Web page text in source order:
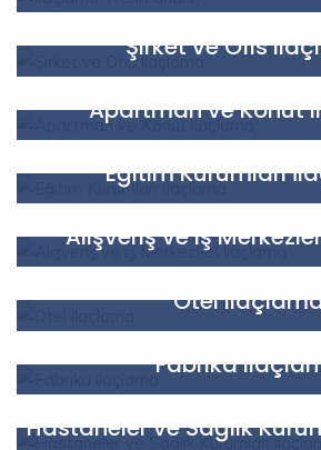
Faaliyetlerimiz
Şirket ve Ofis
Faaliyetlerimiz
Apartman ve Konut
Faaliyetlerimiz
Eğitim Kurumları
Faaliyetlerimiz
Alışveriş ve iş
Faaliyetlerimiz
Otel
Faaliyetlerimiz
Fabrika
Faaliyetlerimiz
Hastaneler ve Sağlık